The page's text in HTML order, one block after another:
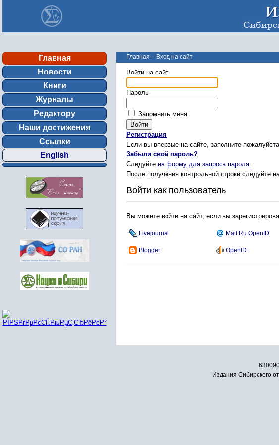
Главная
Новости
Книги
Журналы
Редактору
Наши достижения
Ссылки
English
Главная – Вход на сайт
Войти на сайт
Пароль
Запомнить меня
Регистрация
Если вы впервые на сайте, заполните пожалуйста
Забыли свой пароль?
Следуйте на форму для запроса пароля.
После получения контрольной строки следуйте
Войти как пользователь
Вы можете войти на сайт, если вы
Livejournal Mail.Ru OpenID
Blogger OpenID
Издания Сибирского